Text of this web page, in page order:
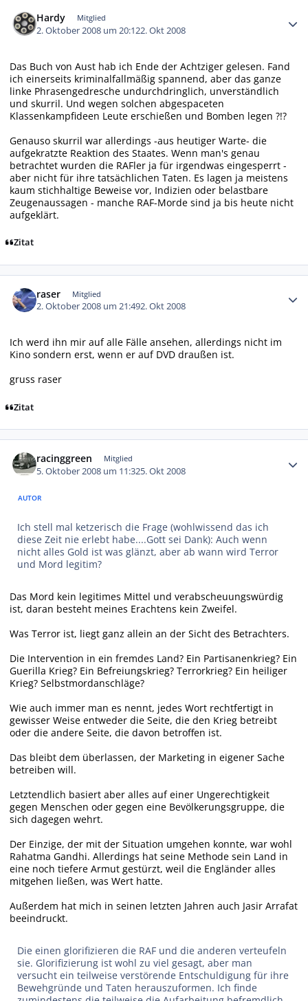
Hardy Mitglied
2. Oktober 2008 um 20:122. Okt 2008
Das Buch von Aust hab ich Ende der Achtziger gelesen. Fand
ich einerseits kriminalfallmäßig spannend, aber das ganze
linke Phrasengedresche undurchdringlich, unverständlich
und skurril. Und wegen solchen abgespaceten
Klassenkampfideen Leute erschießen und Bomben legen ?!?
Genauso skurril war allerdings -aus heutiger Warte- die
aufgekratzte Reaktion des Staates. Wenn man's genau
betrachtet wurden die RAFler ja für irgendwas eingesperrt -
aber nicht für ihre tatsächlichen Taten. Es lagen ja meistens
kaum stichhaltige Beweise vor, Indizien oder belastbare
Zeugenaussagen - manche RAF-Morde sind ja bis heute nicht
aufgeklärt.
Zitat
raser Mitglied
2. Oktober 2008 um 21:492. Okt 2008
Ich werd ihn mir auf alle Fälle ansehen, allerdings nicht im
Kino sondern erst, wenn er auf DVD draußen ist.
gruss raser
Zitat
racinggreen Mitglied
5. Oktober 2008 um 11:325. Okt 2008
AUTOR
Ich stell mal ketzerisch die Frage (wohlwissend das ich
diese Zeit nie erlebt habe....Gott sei Dank): Auch wenn
nicht alles Gold ist was glänzt, aber ab wann wird Terror
und Mord legitim?
Das Mord kein legitimes Mittel und verabscheuungswürdig
ist, daran besteht meines Erachtens kein Zweifel.
Was Terror ist, liegt ganz allein an der Sicht des Betrachters.
Die Intervention in ein fremdes Land? Ein Partisanenkrieg? Ein
Guerilla Krieg? Ein Befreiungskrieg? Terrorkrieg? Ein heiliger
Krieg? Selbstmordanschläge?
Wie auch immer man es nennt, jedes Wort rechtfertigt in
gewisser Weise entweder die Seite, die den Krieg betreibt
oder die andere Seite, die davon betroffen ist.
Das bleibt dem überlassen, der Marketing in eigener Sache
betreiben will.
Letztendlich basiert aber alles auf einer Ungerechtigkeit
gegen Menschen oder gegen eine Bevölkerungsgruppe, die
sich dagegen wehrt.
Der Einzige, der mit der Situation umgehen konnte, war wohl
Rahatma Gandhi. Allerdings hat seine Methode sein Land in
eine noch tiefere Armut gestürzt, weil die Engländer alles
mitgehen ließen, was Wert hatte.
Außerdem hat mich in seinen letzten Jahren auch Jasir Arrafat
beeindruckt.
Die einen glorifizieren die RAF und die anderen verteufeln
sie. Glorifizierung ist wohl zu viel gesagt, aber man
versucht ein teilweise verstörende Entschuldigung für ihre
Bewehgründe und Taten herauszuformen. Ich finde